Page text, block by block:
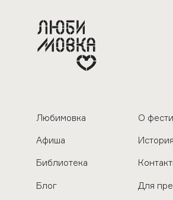
Любимовка
Афиша
Библиотека
Блог
О
История
Для